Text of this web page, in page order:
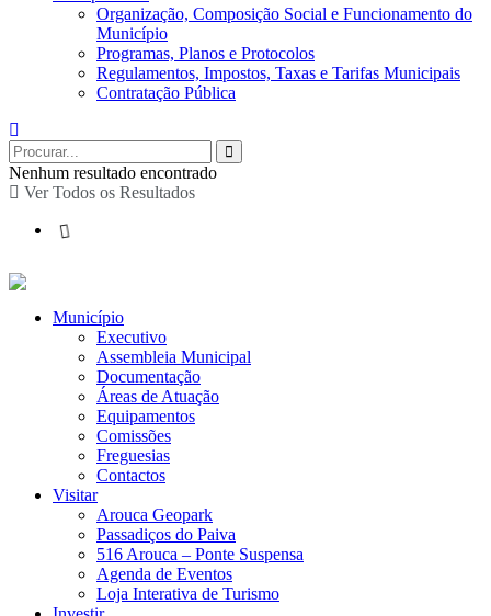
Organização, Composição Social e Funcionamento do
Município
Programas, Planos e Protocolos
Regulamentos, Impostos, Taxas e Tarifas Municipais
Contratação Pública
Nenhum resultado encontrado
Ver Todos os Resultados
Município
Executivo
Assembleia Municipal
Documentação
Áreas de Atuação
Equipamentos
Comissões
Freguesias
Contactos
Visitar
Arouca Geopark
Passadiços do Paiva
516 Arouca – Ponte Suspensa
Agenda de Eventos
Loja Interativa de Turismo